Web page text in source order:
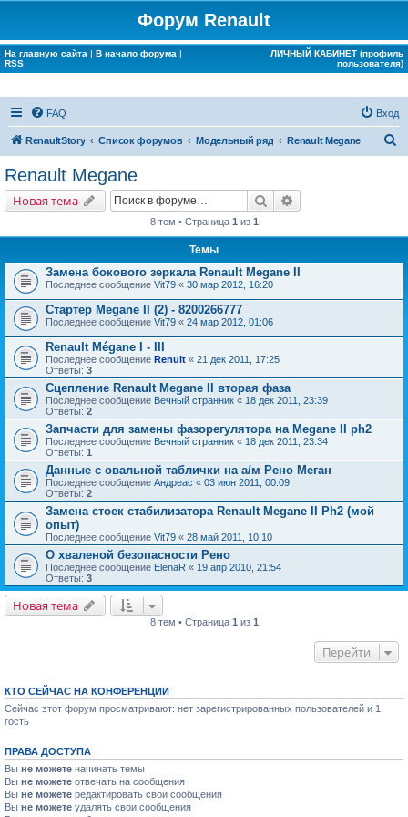
Форум Renault
На главную сайта | В начало форума |
RSS
ЛИЧНЫЙ КАБИНЕТ (профиль
пользователя)
FAQ Вход
RenaultStory Список форумов Модельный ряд Renault Megane
Renault Megane
Новая тема Поиск
8 тем • Страница 1 из 1
Темы
Замена бокового зеркала Renault Megane II
Последнее сообщение Vit79 « 30 мар 2012, 16:20
Стартер Megane II (2) - 8200266777
Последнее сообщение Vit79 « 24 мар 2012, 01:06
Renault Mégane I - III
Последнее сообщение Renult « 21 дек 2011, 17:25
Ответы: 3
Сцепление Renault Megane II вторая фаза
Последнее сообщение Вечный странник « 18 дек 2011, 23:39
Ответы: 2
Запчасти для замены фазорегулятора на Megane II ph2
Последнее сообщение Вечный странник « 18 дек 2011, 23:34
Ответы: 1
Данные с овальной таблички на а/м Рено Меган
Последнее сообщение Андреас « 03 июн 2011, 00:09
Ответы: 2
Замена стоек стабилизатора Renault Megane II Ph2 (мой
опыт)
Последнее сообщение Vit79 « 28 май 2011, 10:10
О хваленой безопасности Рено
Последнее сообщение ElenaR « 19 апр 2010, 21:54
Ответы: 3
Новая тема
8 тем • Страница 1 из 1
Перейти
КТО СЕЙЧАС НА КОНФЕРЕНЦИИ
Сейчас этот форум просматривают: нет зарегистрированных пользователей и 1
гость
ПРАВА ДОСТУПА
Вы не можете начинать темы
Вы не можете отвечать на сообщения
Вы не можете редактировать свои сообщения
Вы не можете удалять свои сообщения